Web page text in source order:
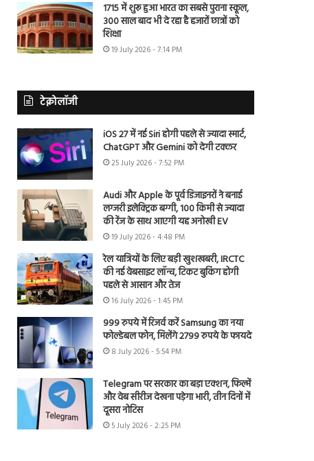
1715 में शुरू हुआ भारत का सबसे पुराना स्कूल,
300 साल बाद भी दे रहा है हजारों छात्रों को
शिक्षा
19 July 2026 - 7:14 PM
टेक्नोलॉजी
iOS 27 में नई Siri होगी पहले से ज्यादा स्मार्ट,
ChatGPT और Gemini को देगी टक्कर
25 July 2026 - 7:52 PM
Audi और Apple के पूर्व डिजाइनरों ने बनाई
लग्जरी इलेक्ट्रिक बग्गी, 100 किमी से ज्यादा
की रेंज के साथ आएगी यह अनोखी EV
19 July 2026 - 4:48 PM
रेल यात्रियों के लिए बड़ी खुशखबरी, IRCTC
की नई वेबसाइट लॉन्च, टिकट बुकिंग होगी
पहले से आसान और तेज
16 July 2026 - 1:45 PM
999 रुपये में रिजर्व करें Samsung का नया
फोल्डेबल फोन, मिलेंगे 2799 रुपये के फायदे
8 July 2026 - 5:54 PM
Telegram पर सरकार का बड़ा एक्शन, फिल्में
और वेब सीरीज देखना पड़ेगा भारी, तीन दिनों में
दूसरा नोटिस
5 July 2026 - 2:25 PM